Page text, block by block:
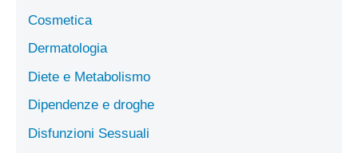
Cosmetica
Dermatologia
Diete e Metabolismo
Dipendenze e droghe
Disfunzioni Sessuali